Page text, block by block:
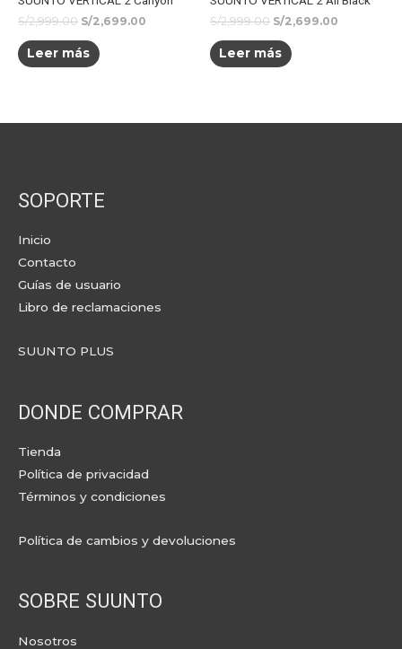
S/2,999.00 S/2,699.00
Leer más
S/2,999.00 S/2,699.00
Leer más
SOPORTE
Inicio
Contacto
Guías de usuario
Libro de reclamaciones
SUUNTO PLUS
DONDE COMPRAR
Tienda
Política de privacidad
Términos y condiciones
Política de cambios y devoluciones
SOBRE SUUNTO
Nosotros